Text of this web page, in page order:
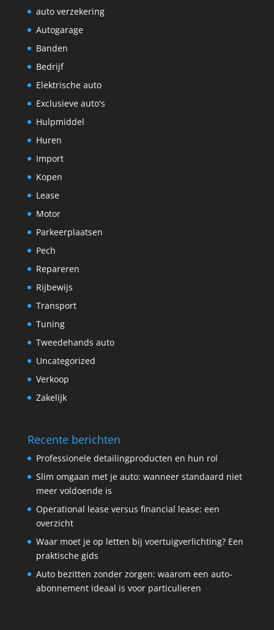
auto verzekering
Autogarage
Banden
Bedrijf
Elektrische auto
Exclusieve auto's
Hulpmiddel
Huren
Import
Kopen
Lease
Motor
Parkeerplaatsen
Pech
Repareren
Rijbewijs
Transport
Tuning
Tweedehands auto
Uncategorized
Verkoop
Zakelijk
Recente berichten
Professionele detailingproducten en hun rol
Slim omgaan met je auto: wanneer standaard niet
meer voldoende is
Operational lease versus financial lease: een
overzicht
Waar moet je op letten bij voertuigverlichting? Een
praktische gids
Auto bezitten zonder zorgen: waarom een auto-
abonnement ideaal is voor particulieren